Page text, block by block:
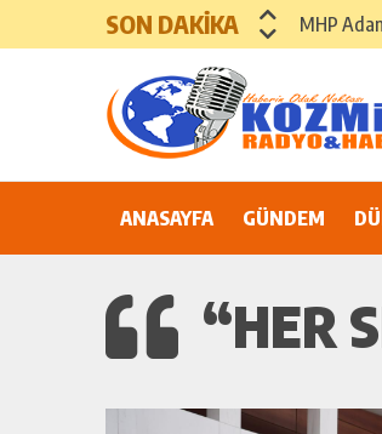
SON DAKİKA
81 İLDE
ANASAYFA GÜNDEM
“HER